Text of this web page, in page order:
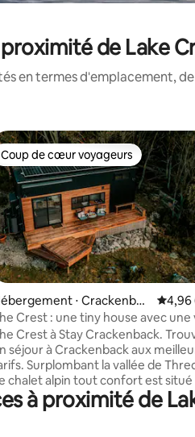
de Lake
en termes d'emplacement,
sur 5sur la base de 112
Coup de cœur voyageurs
Coup de cœur voyageurs
⋅ Crackenbac
4,96
Crest : une tiny house avec une
Crest à Stay Crackenback.
séjour à Crackenback aux
Surplombant la vallée de
chalet alpin tout confort est situé
Profitez d'une vue
la terrasse, le lit ou le foyer.
à proximité de